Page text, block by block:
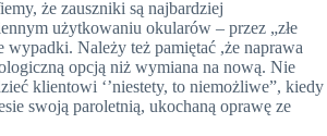
że zauszniki są najbardziej
użytkowaniu okularów – przez „złe
wypadki. Należy też pamiętać ,że naprawa
opcją niż wymiana na nową. Nie
klientowi ‘’niestety, to niemożliwe”, kiedy
swoją paroletnią, ukochaną oprawę ze